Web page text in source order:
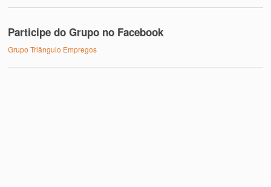
Participe do Grupo no Facebook
Grupo Triângulo Empregos